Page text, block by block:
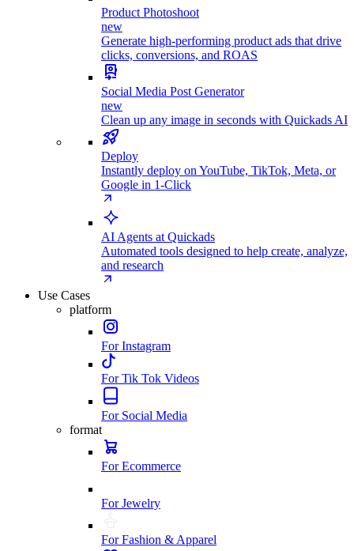
Product Photoshoot
new
Generate high-performing product ads that drive
clicks, conversions, and ROAS
Social Media Post Generator
new
Clean up any image in seconds with Quickads AI
Deploy
Instantly deploy on YouTube, TikTok, Meta, or
Google in 1-Click
AI Agents at Quickads
Automated tools designed to help create, analyze,
and research
Use Cases
platform
For Instagram
For Tik Tok Videos
For Social Media
format
For Ecommerce
For Jewelry
For Fashion & Apparel